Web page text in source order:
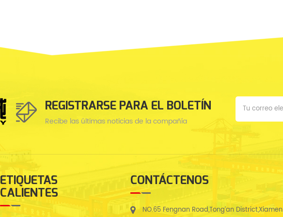
REGISTRARSE PARA EL BOLETÍN
Recibe las últimas noticias de la compañía
ETIQUETAS
CALIENTES
CONTÁCTENOS
NO.65 Fengnan Road,Tong’an District,Xiamen